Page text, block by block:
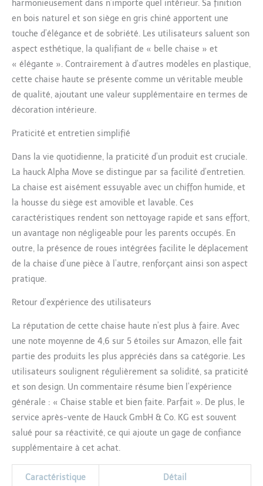
qui préserve les
ressources naturelles
harmonieusement dans n’importe quel intérieur. Sa finition
en bois naturel et son siège en gris chiné apportent une
touche d’élégance et de sobriété. Les utilisateurs saluent son
aspect esthétique, la qualifiant de « belle chaise » et
« élégante ». Contrairement à d’autres modèles en plastique,
cette chaise haute se présente comme un véritable meuble
de qualité, ajoutant une valeur supplémentaire en termes de
décoration intérieure.
Praticité et entretien simplifié
Dans la vie quotidienne, la praticité d’un produit est cruciale.
La hauck Alpha Move se distingue par sa facilité d’entretien.
La chaise est aisément essuyable avec un chiffon humide, et
la housse du siège est amovible et lavable. Ces
caractéristiques rendent son nettoyage rapide et sans effort,
un avantage non négligeable pour les parents occupés. En
outre, la présence de roues intégrées facilite le déplacement
de la chaise d’une pièce à l’autre, renforçant ainsi son aspect
pratique.
Retour d’expérience des utilisateurs
La réputation de cette chaise haute n’est plus à faire. Avec
une note moyenne de 4,6 sur 5 étoiles sur Amazon, elle fait
partie des produits les plus appréciés dans sa catégorie. Les
utilisateurs soulignent régulièrement sa solidité, sa praticité
et son design. Un commentaire résume bien l’expérience
générale : « Chaise stable et bien faite. Parfait ». De plus, le
service après-vente de Hauck GmbH & Co. KG est souvent
salué pour sa réactivité, ce qui ajoute un gage de confiance
supplémentaire à cet achat.
Caractéristique Détail